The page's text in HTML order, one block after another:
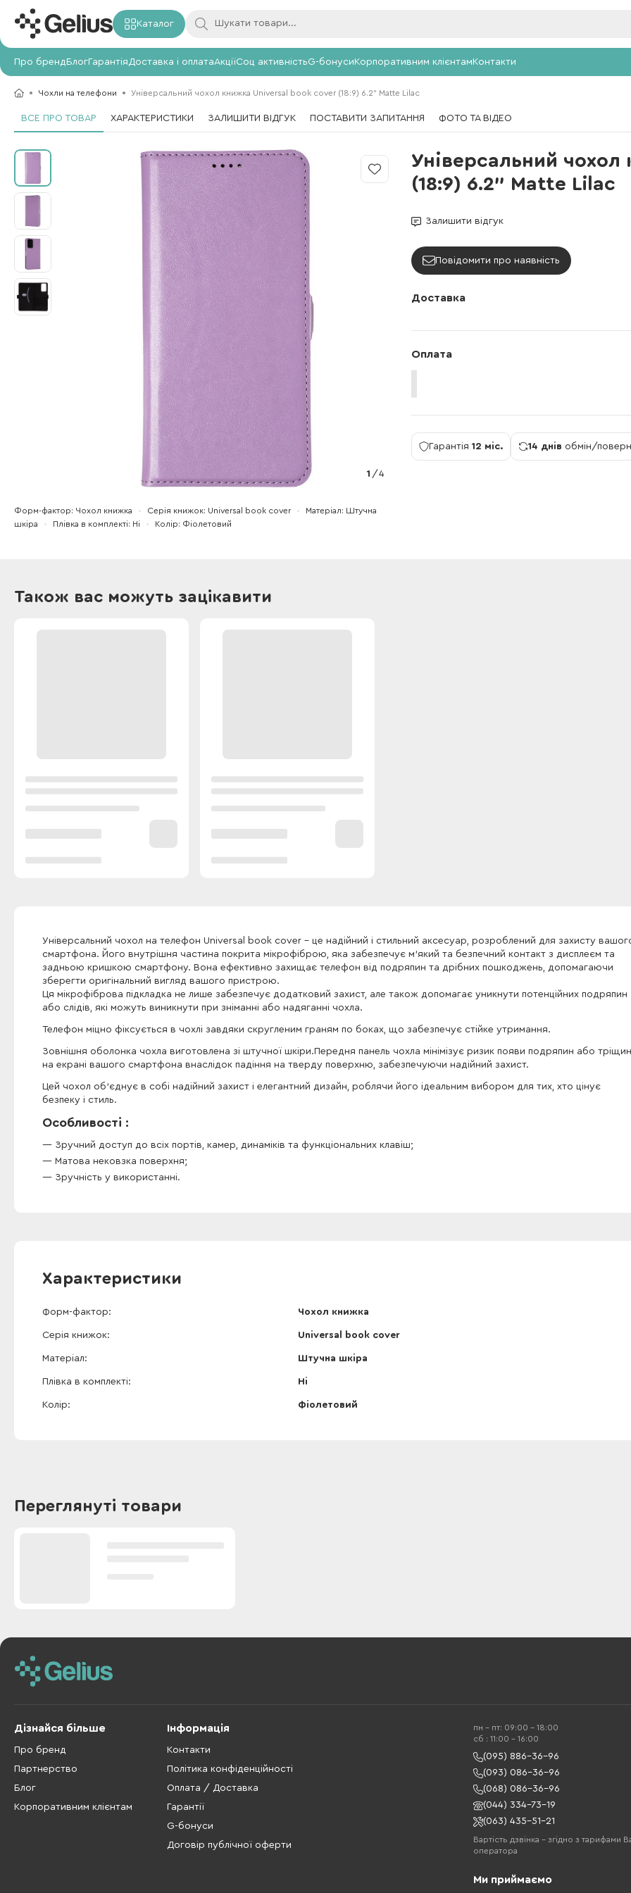
Каталог
Про брендБлогГарантія Доставка і оплатаАкціїСоц активністьG-бонусиКорпоративним клієнтамКонтакти
Чохли на телефони Універсальний чохол книжка Universal book cover (18:9) 6.2" Matte Lilac
ВСЕ ПРО ТОВАР ХАРАКТЕРИСТИКИ ЗАЛИШИТИ ВІДГУК ПОСТАВИТИ ЗАПИТАННЯ ФОТО ТА ВІДЕО
Універсальний
(18:9) 6.2" Matte Lilac
Залишити відгук
1 /4
Форм-фактор Чохол книжка Серія книжок Universal book cover Матеріал
Штучна
шкіра
Плівка в комплекті Ні Колір Фіолетовий
Повідомити про наявність
Доставка
Оплата
Гарантія 12 міс. 14 днів обмін/
Також вас можуть зацікавити
Універсальний чохол на телефон Universal book cover - це надійний і стильний аксесуар, розроблений для захисту
смартфона. Його внутрішня частина покрита мікрофіброю, яка забезпечує м'який та безпечний контакт з дисплеєм та
задньою кришкою смартфону. Вона ефективно захищає телефон від подряпин та дрібних пошкоджень, допомагаючи
зберегти оригінальний вигляд вашого пристрою.
Ця мікрофіброва підкладка не лише забезпечує додатковий захист, але також допомагає уникнути потенційних подряпин
або слідів, які можуть виникнути при зніманні або надяганні чохла.
Телефон міцно фіксується в чохлі завдяки скругленим граням по боках, що забезпечує стійке утримання.
Зовнішня оболонка чохла виготовлена зі штучної шкіри.Передня панель чохла мінімізує ризик появи подряпин або тріщин
на екрані вашого смартфона внаслідок падіння на тверду поверхню, забезпечуючи надійний захист.
Цей чохол об'єднує в собі надійний захист і елегантний дизайн, роблячи його ідеальним вибором для тих, хто цінує
безпеку і стиль.
Особливості :
Зручний доступ до всіх портів, камер, динаміків та функціональних клавіш;
Матова нековзка поверхня;
Зручність у використанні.
Характеристики
Форм-фактор Чохол книжка
Серія книжок Universal book cover
Матеріал Штучна шкіра
Плівка в комплекті Ні
Колір Фіолетовий
Переглянуті товари
Дізнайся більше
Про бренд
Партнерство
Блог
Корпоративним клієнтам
Інформація
Контакти
Політика конфіденційності
Оплата / Доставка
Гарантії
G-бонуси
Договір публічної оферти
пн - пт: 09:00 - 18:00
cб : 11:00 - 16:00
(095) 886-36-96
(093) 086-36-96
(068) 086-36-96
(044) 334-73-19
(063) 435-51-21
Вартість дзвінка – згідно з тарифами
оператора
Ми приймаємо